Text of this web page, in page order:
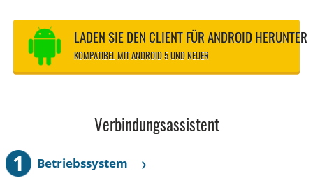
LADEN SIE DEN CLIENT FÜR ANDROID HERUNTER
KOMPATIBEL MIT ANDROID 5 UND NEUER
Verbindungsassistent
1 Betriebssystem ›